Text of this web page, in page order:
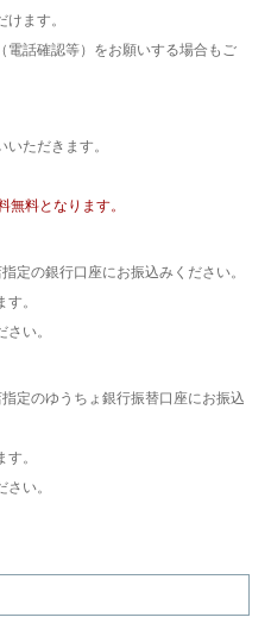
ます。
話確認等）をお願いする場合もご
ただきます。
無料となります。
定の銀行口座にお振込みください。
。
い。
定のゆうちょ銀行振替口座にお振込
。
い。